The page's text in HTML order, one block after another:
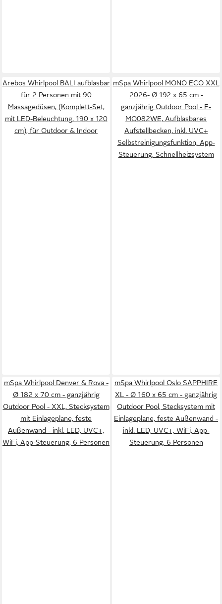
Arebos Whirlpool BALI aufblasbar
für 2 Personen mit 90
Massagedüsen, (Komplett-Set,
mit LED-Beleuchtung, 190 x 120
cm), für Outdoor & Indoor
mSpa Whirlpool MONO ECO XXL
2026- Ø 192 x 65 cm -
ganzjährig Outdoor Pool - F-
MO082WE, Aufblasbares
Aufstellbecken, inkl. UVC+
Selbstreinigungsfunktion, App-
Steuerung, Schnellheizsystem
mSpa Whirlpool Denver & Rova -
Ø 182 x 70 cm - ganzjährig
Outdoor Pool - XXL, Stecksystem
mit Einlageplane, feste
Außenwand - inkl. LED, UVC+,
WiFi, App-Steuerung, 6 Personen
mSpa Whirlpool Oslo SAPPHIRE
XL - Ø 160 x 65 cm - ganzjährig
Outdoor Pool, Stecksystem mit
Einlageplane, feste Außenwand -
inkl. LED, UVC+, WiFi, App-
Steuerung, 6 Personen